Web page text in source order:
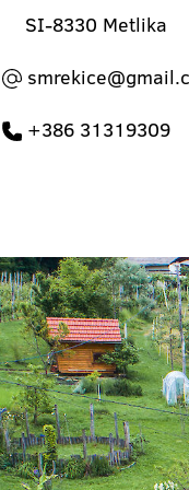
SI-8330 Metlika
+386 31319309